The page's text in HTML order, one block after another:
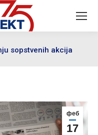
sopstvenih akcija
феб
17